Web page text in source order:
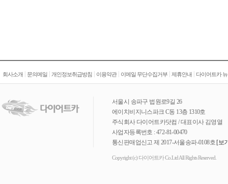
회사소개 문의메일 개인정보취급방침 이용약관| 이메일 무단수집거부 제휴안내 다이어트카
서울시 송파구 법원로9길 26
에이치비지니스파크 C동 13층 1310호
주식회사 다이어트카닷컴 / 대표이사 김영열
사업자등록번호 : 472-81-00470
통신판매업신고 제 2017-서울송파-0108호 [보
Copyright (c) 다이어트카 Co.Ltd All Rights Reserved.